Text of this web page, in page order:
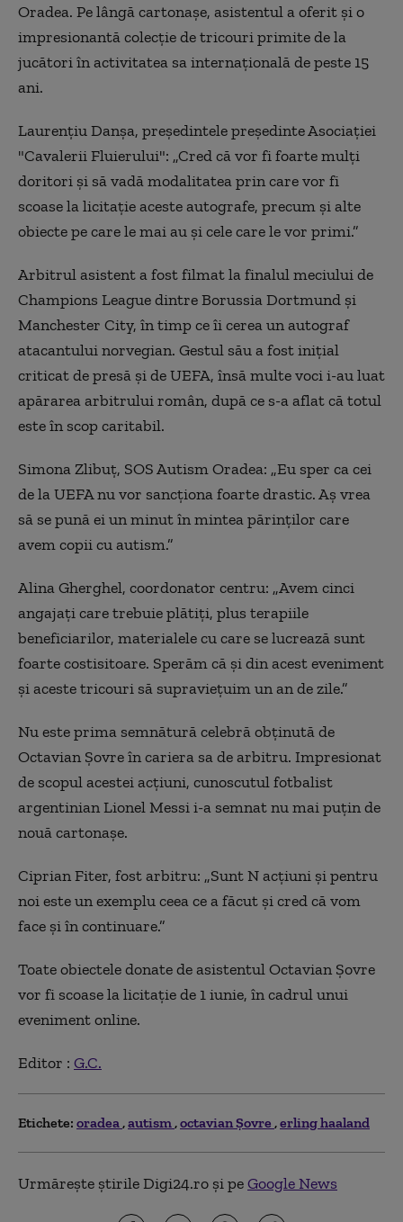
Oradea. Pe lângă cartonașe, asistentul a oferit și o
impresionantă colecție de tricouri primite de la
jucători în activitatea sa internațională de peste 15
ani.
Laurențiu Danșa, președintele președinte Asociației
"Cavalerii Fluierului": „Cred că vor fi foarte mulți
doritori și să vadă modalitatea prin care vor fi
scoase la licitație aceste autografe, precum și alte
obiecte pe care le mai au și cele care le vor primi.”
Arbitrul asistent a fost filmat la finalul meciului de
Champions League dintre Borussia Dortmund și
Manchester City, în timp ce îi cerea un autograf
atacantului norvegian. Gestul său a fost inițial
criticat de presă și de UEFA, însă multe voci i-au luat
apărarea arbitrului român, după ce s-a aflat că totul
este în scop caritabil.
Simona Zlibuț, SOS Autism Oradea: „Eu sper ca cei
de la UEFA nu vor sancționa foarte drastic. Aș vrea
să se pună ei un minut în mintea părinților care
avem copii cu autism.”
Alina Gherghel, coordonator centru: „Avem cinci
angajați care trebuie plătiți, plus terapiile
beneficiarilor, materialele cu care se lucrează sunt
foarte costisitoare. Sperăm că și din acest eveniment
și aceste tricouri să supraviețuim un an de zile.”
Nu este prima semnătură celebră obținută de
Octavian Șovre în cariera sa de arbitru. Impresionat
de scopul acestei acțiuni, cunoscutul fotbalist
argentinian Lionel Messi i-a semnat nu mai puțin de
nouă cartonașe.
Ciprian Fiter, fost arbitru: „Sunt N acțiuni și pentru
noi este un exemplu ceea ce a făcut și cred că vom
face și în continuare.”
Toate obiectele donate de asistentul Octavian Șovre
vor fi scoase la licitație de 1 iunie, în cadrul unui
eveniment online.
Editor : G.C.
Etichete: oradea autism octavian Şovre erling haaland
Urmărește știrile Digi24.ro și peGoogle News